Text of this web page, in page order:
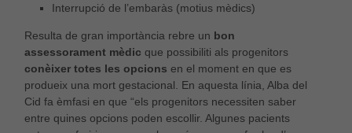
Interrupció de l’embaràs (motius mèdics)
Resulta de gran importància rebre un bon
assessorament mèdic que possibiliti als progenitors
conèixer totes les opcions en el moment en que es
produeix una mort gestacional. En aquesta línia, Alba del
Cid fa èmfasi en que “els progenitors necessiten saber
entre quines opcions poden escollir. Algunes pacients